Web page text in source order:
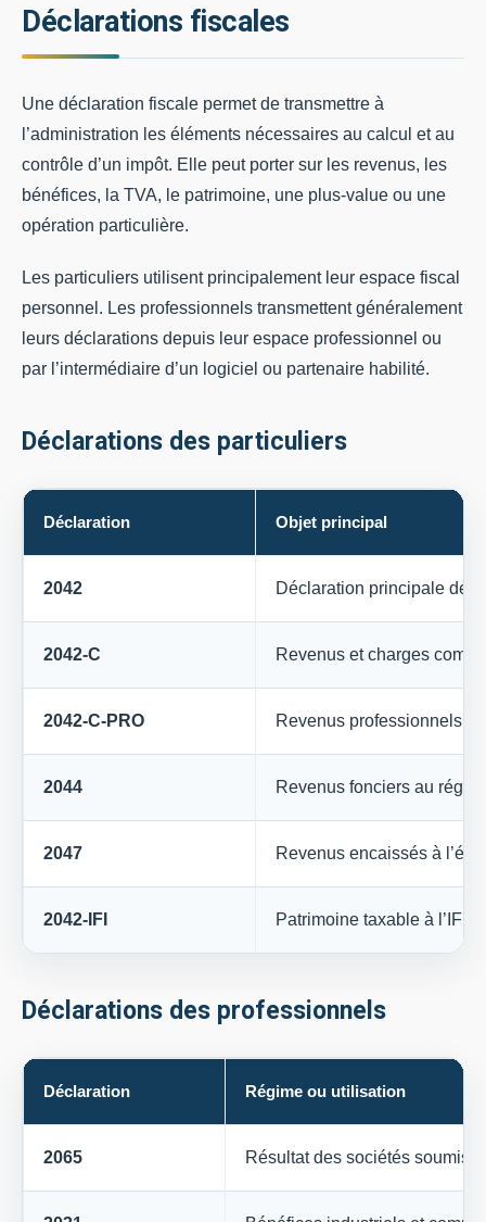
Déclarations fiscales
Une déclaration fiscale permet de transmettre à
l’administration les éléments nécessaires au calcul et au
contrôle d’un impôt. Elle peut porter sur les revenus, les
bénéfices, la TVA, le patrimoine, une plus-value ou une
opération particulière.
Les particuliers utilisent principalement leur espace fiscal
personnel. Les professionnels transmettent généralement
leurs déclarations depuis leur espace professionnel ou
par l’intermédiaire d’un logiciel ou partenaire habilité.
Déclarations des particuliers
Déclaration Objet principal
2042 Déclaration principale des
2042-C Revenus et charges
2042-C-PRO Revenus professionnels
2044 Revenus fonciers au
2047 Revenus encaissés à
2042-IFI Patrimoine taxable à l’IFI
Déclarations des professionnels
Déclaration Régime ou utilisation
2065 Résultat des sociétés